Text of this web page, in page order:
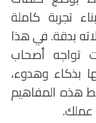
تجربة كاملة
بدقة.في هذا
تواجه أصحاب
بذكاء وهدوء،
هذه المفاهيم
عملك.